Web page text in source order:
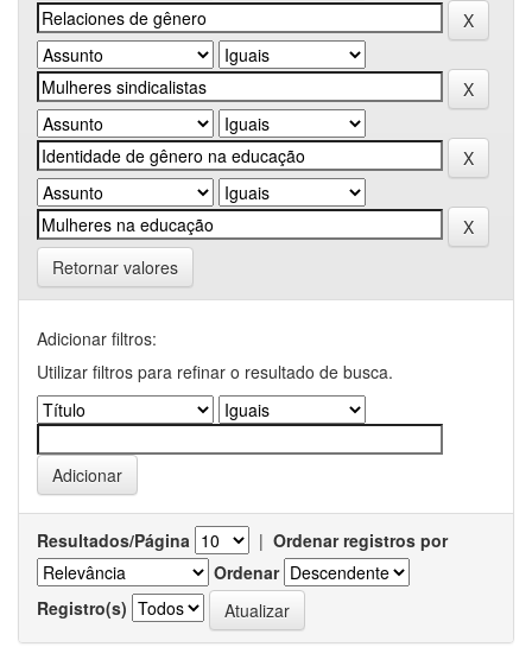
Retornar valores
Adicionar filtros:
Utilizar filtros para refinar o resultado de busca.
Resultados/Página | Ordenar registros por
Ordenar
Registro(s)